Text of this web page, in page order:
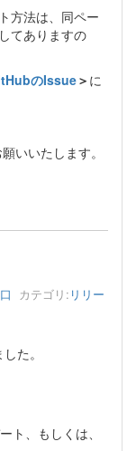
方法は、同ペー
てありますの
のIssue＞ に
いいたします。
カテゴリ: リリー
た。
ト、もしくは、